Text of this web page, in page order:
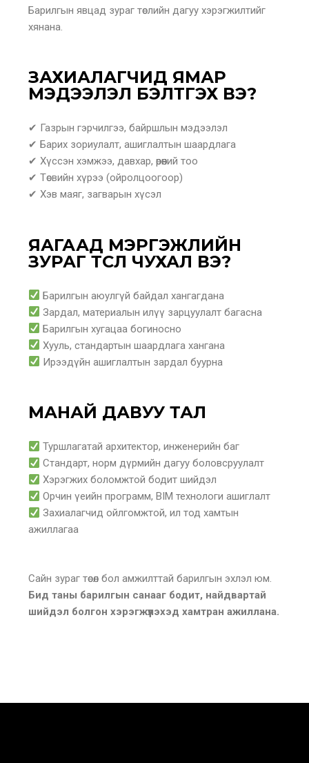
Барилгын явцад зураг төслийн дагуу хэрэгжилтийг
хянана.
ЗАХИАЛАГЧИД ЯМАР
МЭДЭЭЛЭЛ БЭЛТГЭХ ВЭ?
✔ Газрын гэрчилгээ, байршлын мэдээлэл
✔ Барих зориулалт, ашиглалтын шаардлага
✔ Хүссэн хэмжээ, давхар, өрөөний тоо
✔ Төсвийн хүрээ (ойролцоогоор)
✔ Хэв маяг, загварын хүсэл
ЯАГААД МЭРГЭЖЛИЙН
ЗУРАГ ТӨСӨЛ ЧУХАЛ ВЭ?
Барилгын аюулгүй байдал хангагдана
Зардал, материалын илүү зарцуулалт багасна
Барилгын хугацаа богиносно
Хууль, стандартын шаардлага хангана
Ирээдүйн ашиглалтын зардал буурна
МАНАЙ ДАВУУ ТАЛ
Туршлагатай архитектор, инженерийн баг
Стандарт, норм дүрмийн дагуу боловсруулалт
Хэрэгжих боломжтой бодит шийдэл
Орчин үеийн программ, BIM технологи ашиглалт
Захиалагчид ойлгомжтой, ил тод хамтын
ажиллагаа
Сайн зураг төсөл бол амжилттай барилгын эхлэл юм.
Бид таны барилгын санааг бодит, найдвартай
шийдэл болгон хэрэгжүүлэхэд хамтран ажиллана.